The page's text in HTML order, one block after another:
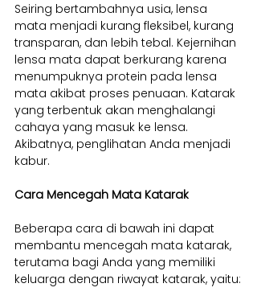
Seiring bertambahnya usia, lensa
mata menjadi kurang fleksibel, kurang
transparan, dan lebih tebal. Kejernihan
lensa mata dapat berkurang karena
menumpuknya protein pada lensa
mata akibat proses penuaan. Katarak
yang terbentuk akan menghalangi
cahaya yang masuk ke lensa.
Akibatnya, penglihatan Anda menjadi
kabur.
Cara Mencegah Mata Katarak
Beberapa cara di bawah ini dapat
membantu mencegah mata katarak,
terutama bagi Anda yang memiliki
keluarga dengan riwayat katarak, yaitu: